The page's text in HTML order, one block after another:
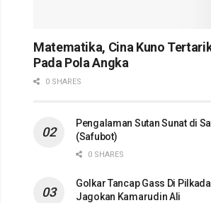
Matematika, Cina Kuno
Pada Pola Angka
0 SHARES
Pengalaman Sutan Sunat di
(Safubot)
0 SHARES
Golkar Tancap Gass Di
Jagokan Kamarudin Ali